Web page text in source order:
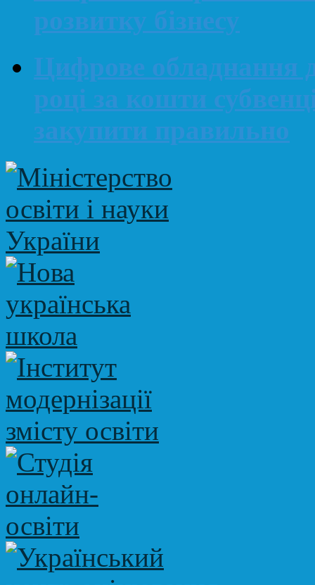
розвитку бізнесу
Цифрове обладнання
році за кошти
закупити правильно